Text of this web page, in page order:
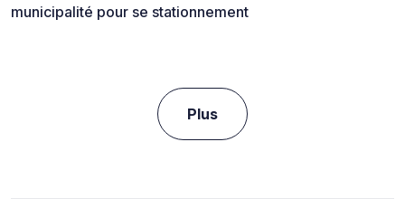
municipalité pour se stationnement
Plus